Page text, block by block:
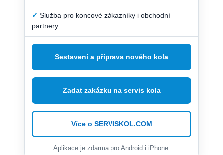
✓ Služba pro koncové zákazníky i obchodní
partnery.
Sestavení a příprava nového kola
Zadat zakázku na servis kola
Více o SERVISKOL.COM
Aplikace je zdarma pro Android i iPhone.